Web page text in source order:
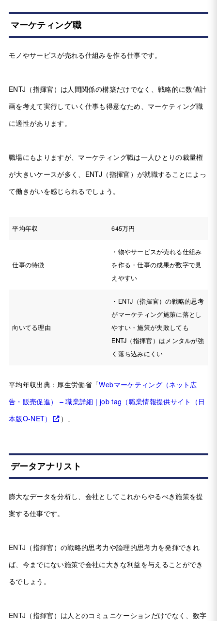
マーケティング職
モノやサービスが売れる仕組みを作る仕事です。
ENTJ（指揮官）は人間関係の構築だけでなく、戦略的に数値計
画を考えて実行していく仕事も得意なため、マーケティング職
に適性があります。
職場にもよりますが、マーケティング職は一人ひとりの裁量権
が大きいケースが多く、ENTJ（指揮官）が就職することによっ
て働きがいを感じられるでしょう。
平均年収 645万円
仕事の特徴
・物やサービスが売れる仕組み
を作る・仕事の成果が数字で見
えやすい
向いてる理由
・ENTJ（指揮官）の戦略的思考
がマーケティング施策に落とし
やすい・施策が失敗しても
ENTJ（指揮官）はメンタルが強
く落ち込みにくい
平均年収出典：厚生労働省「Webマーケティング（ネット広
告・販売促進） – 職業詳細 | job tag（職業情報提供サイト（日
本版O-NET）
）」
データアナリスト
膨大なデータを分析し、会社としてこれからやるべき施策を提
案する仕事です。
ENTJ（指揮官）の戦略的思考力や論理的思考力を発揮できれ
ば、今までにない施策で会社に大きな利益を与えることができ
るでしょう。
ENTJ（指揮官）は人とのコミュニケーションだけでなく、数字